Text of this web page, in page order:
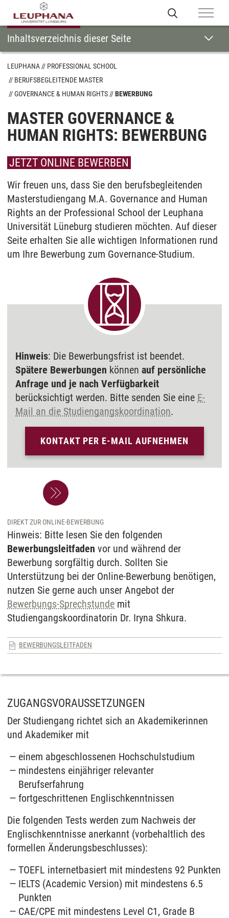
LEUPHANA
PROFESSIONAL SCHOOL
BERUFSBEGLEITENDE MASTER
GOVERNANCE & HUMAN RIGHTS
BEWERBUNG
MASTER GOVERNANCE &
HUMAN RIGHTS: BEWERBUNG
JETZT ONLINE BEWERBEN
Wir freuen uns, dass Sie den berufsbegleitenden
Masterstudiengang M.A. Governance and Human
Rights an der Professional School der Leuphana
Universität Lüneburg studieren möchten. Auf dieser
Seite erhalten Sie alle wichtigen Informationen rund
um Ihre Bewerbung zum Governance-Studium.
Hinweis: Die Bewerbungsfrist ist beendet.
Spätere Bewerbungen können auf persönliche
Anfrage und je nach Verfügbarkeit
berücksichtigt werden. Bitte senden Sie eine E-
Mail an die Studiengangskoordination.
KONTAKT PER E-MAIL AUFNEHMEN
DIREKT ZUR ONLINE-BEWERBUNG
Hinweis: Bitte lesen Sie den folgenden
Bewerbungsleitfaden vor und während der
Bewerbung sorgfältig durch. Sollten Sie
Unterstützung bei der Online-Bewerbung benötigen,
nutzen Sie gerne auch unser Angebot der
Bewerbungs-Sprechstunde mit
Studiengangskoordinatorin Dr. Iryna Shkura.
BEWERBUNGSLEITFADEN
Inhaltsverzeichnis dieser Seite
ZUGANGSVORAUSSETZUNGEN
Der Studiengang richtet sich an Akademikerinnen
und Akademiker mit
einem abgeschlossenen Hochschulstudium
mindestens einjähriger relevanter
Berufserfahrung
fortgeschrittenen Englischkenntnissen
Die folgenden Tests werden zum Nachweis der
Englischkenntnisse anerkannt (vorbehaltlich des
formellen Änderungsbeschlusses):
TOEFL internetbasiert mit mindestens 92 Punkten
IELTS (Academic Version) mit mindestens 6.5
Punkten
CAE/CPE mit mindestens Level C1, Grade B